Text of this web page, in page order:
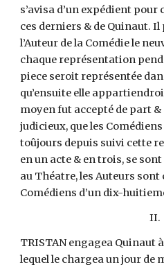
s’avisa d’un expédient
ces derniers & de Quinaut. Il
l’Auteur de la Comédie le
chaque représentation
piece seroit représentée
qu’ensuite elle
moyen fut accepté de part &
judicieux, que les
toûjours depuis suivi cette
en un acte & en trois, se
au Théatre, les Auteurs sont
Comédiens d’un dix-
II.
TRISTAN engagea Quinaut
lequel le chargea un jour de